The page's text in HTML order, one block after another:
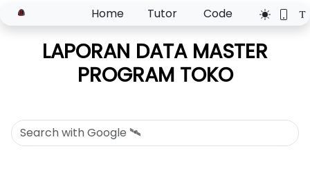
Home Tutor Code
LAPORAN DATA MASTER
PROGRAM TOKO